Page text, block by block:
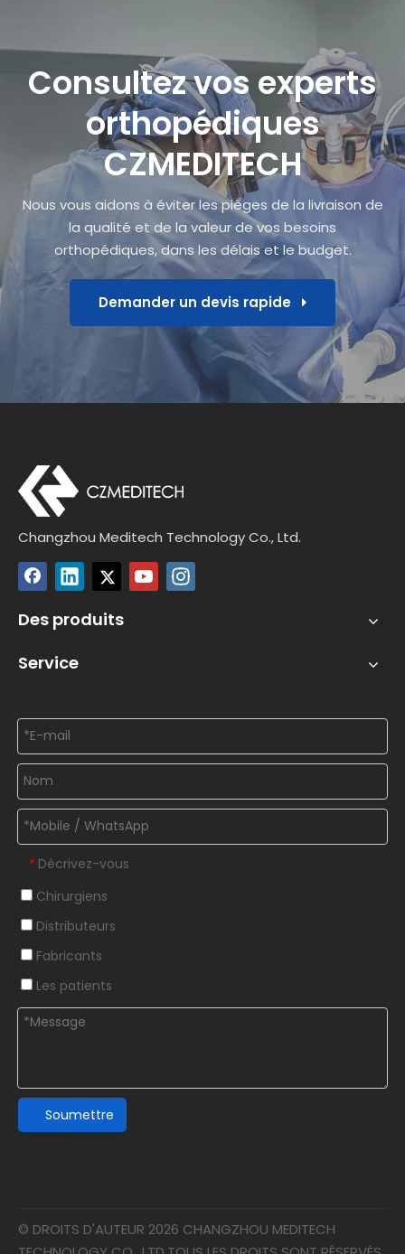
Consultez vos experts
orthopédiques
CZMEDITECH
Nous vous aidons à éviter les pièges de la livraison de
la qualité et de la valeur de vos besoins
orthopédiques, dans les délais et le budget.
Demander un devis rapide
Changzhou Meditech Technology Co., Ltd.
Des produits
Service
* Décrivez-vous
Chirurgiens
Distributeurs
Fabricants
Les patients
Soumettre
© DROITS D'AUTEUR 2026 CHANGZHOU MEDITECH